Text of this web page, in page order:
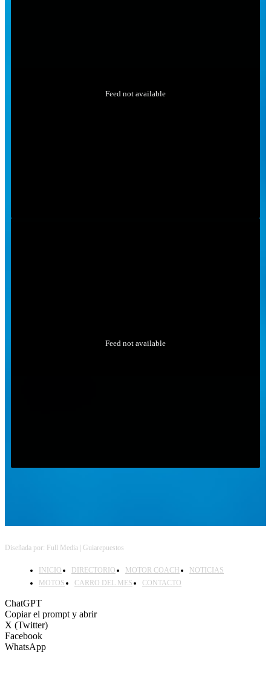
Feed not available
Feed not available
Diseñada por: Full Media | Guiarepuestos
INICIO DIRECTORIO MOTOR COACH
NOTICIAS
MOTOS
CARRO DEL MES CONTACTO
ChatGPT
Copiar el prompt y abrir
X (Twitter)
Facebook
WhatsApp